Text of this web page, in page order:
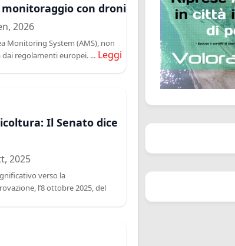
monitoraggio con droni
2026
Monitoring System (AMS), non
regolamenti europei. ... Leggi
Il Senato dice
2025
verso la
l’8 ottobre 2025, del